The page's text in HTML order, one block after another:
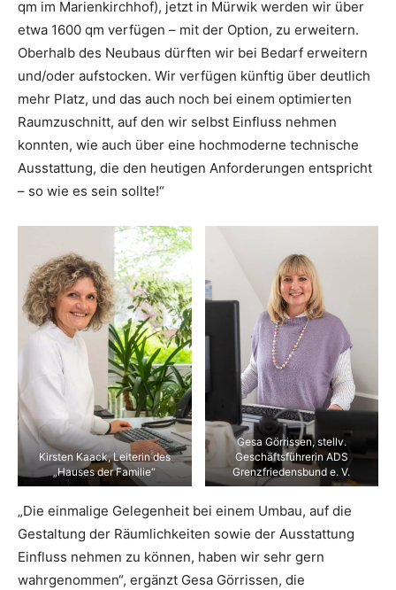
qm im Marienkirchhof), jetzt in Mürwik werden wir über
etwa 1600 qm verfügen – mit der Option, zu erweitern.
Oberhalb des Neubaus dürften wir bei Bedarf erweitern
und/oder aufstocken. Wir verfügen künftig über deutlich
mehr Platz, und das auch noch bei einem optimierten
Raumzuschnitt, auf den wir selbst Einfluss nehmen
konnten, wie auch über eine hochmoderne technische
Ausstattung, die den heutigen Anforderungen entspricht
– so wie es sein sollte!“
Kirsten Kaack, Leiterin des
„Hauses der Familie“
Gesa Görrissen, stellv.
Geschäftsführerin ADS
Grenzfriedensbund e. V.
„Die einmalige Gelegenheit bei einem Umbau, auf die
Gestaltung der Räumlichkeiten sowie der Ausstattung
Einfluss nehmen zu können, haben wir sehr gern
wahrgenommen“, ergänzt Gesa Görrissen, die